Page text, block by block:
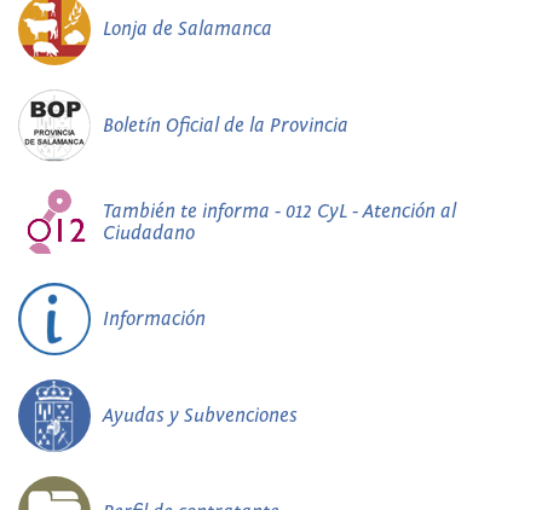
Lonja de Salamanca
Boletín Oficial de la Provincia
También te informa - 012 CyL - Atención al
Ciudadano
Información
Ayudas y Subvenciones